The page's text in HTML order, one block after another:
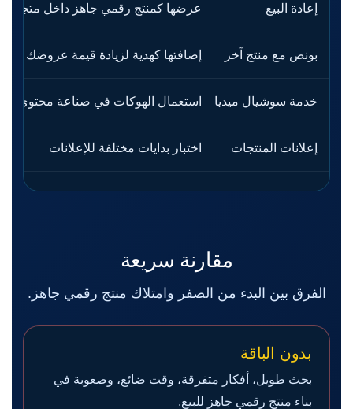
إعادة البيع عرضها كمنتج رقمي جاهز داخل متجرك
بونص مع منتج آخر إضافتها كهدية لزيادة قيمة عروضك
خدمة سوشيال ميديا استعمال الهوكات في صناعة محتوى
إعلانات المنتجات اختبار بدايات مختلفة للإعلانات
مقارنة سريعة
الفرق بين البدء من الصفر وامتلاك منتج رقمي جاهز.
بدون الباقة
بحث طويل، أفكار متفرقة، وقت ضائع، وصعوبة في
بناء منتج رقمي جاهز للبيع.